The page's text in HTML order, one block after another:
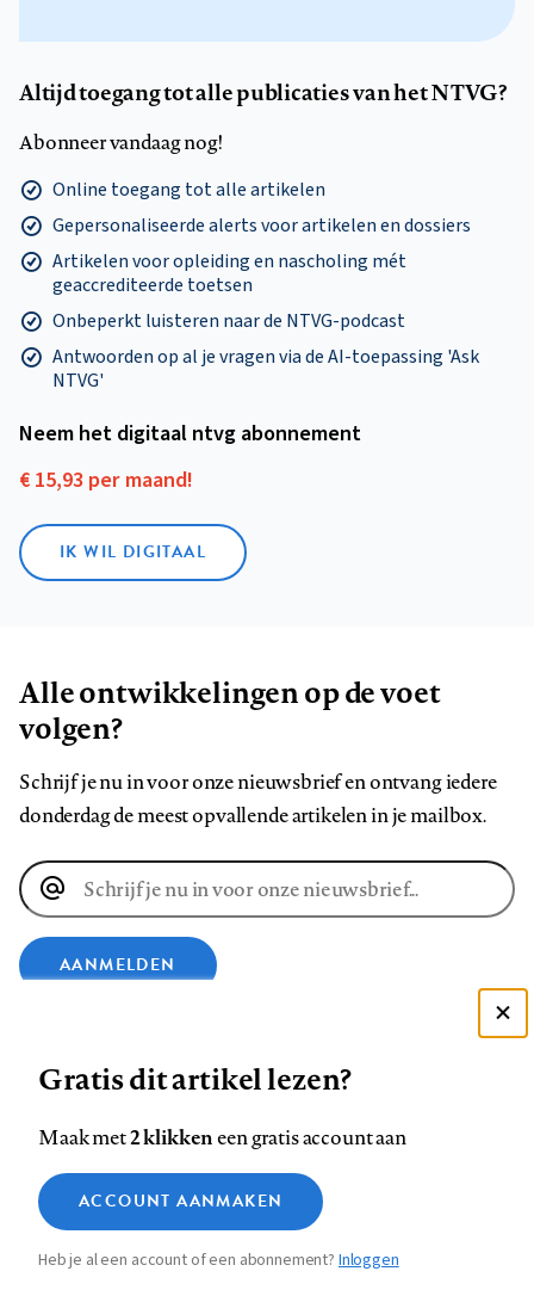
Altijd toegang tot alle publicaties van het NTVG?
Abonneer vandaag nog!
Online toegang tot alle artikelen
Gepersonaliseerde alerts voor artikelen en dossiers
Artikelen voor opleiding en nascholing mét
geaccrediteerde toetsen
Onbeperkt luisteren naar de NTVG-podcast
Antwoorden op al je vragen via de AI-toepassing 'Ask
NTVG'
Neem het digitaal ntvg abonnement
€ 15,93 per maand!
IK WIL DIGITAAL
Alle ontwikkelingen op de voet
volgen?
Schrijf je nu in voor onze nieuwsbrief en ontvang iedere
donderdag de meest opvallende artikelen in je mailbox.
E-
mailadres
AANMELDEN
op
Facebook
op
LinkedIn
op
Bluesky
ons
op
InstagramYouTube
Footer
Contact Colofon Disclaimer Privacy
Medische vragen verdienen
betrouwbare antwoorden
Zie onze cookie policy
Analytische cookies
Marketing cookies
Gratis dit artikel lezen?
Maak met2 klikkeneen gratis account aan
ACCOUNT AANMAKEN
Heb je al een account of een abonnement?Inloggen